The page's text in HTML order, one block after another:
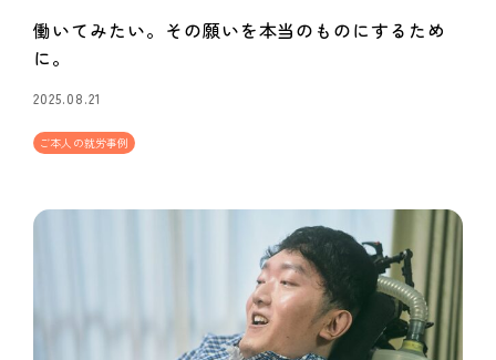
働いてみたい。その願いを本当のものにするため
に。
2025.08.21
ご本人の就労事例